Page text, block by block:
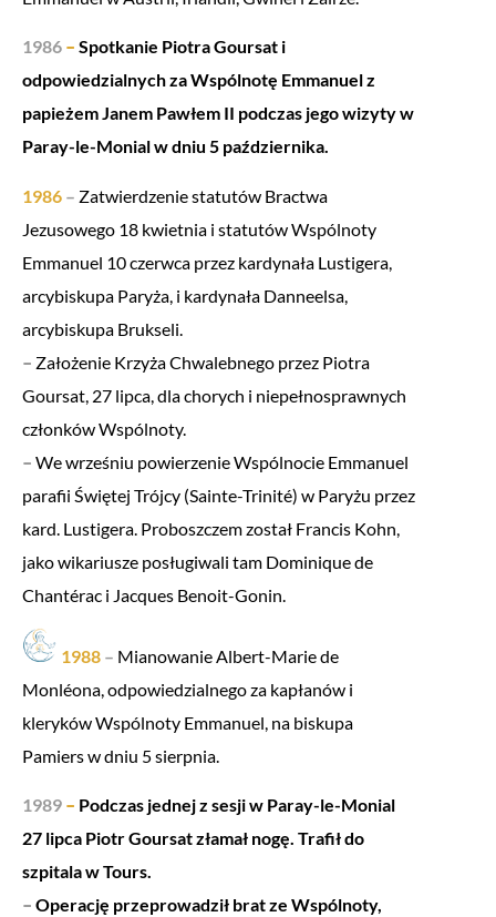
1986 – Spotkanie Piotra Goursat i
odpowiedzialnych za Wspólnotę Emmanuel z
papieżem Janem Pawłem II podczas jego wizyty w
Paray-le-Monial w dniu 5 października.
1986 – Zatwierdzenie statutów Bractwa
Jezusowego 18 kwietnia i statutów Wspólnoty
Emmanuel 10 czerwca przez kardynała Lustigera,
arcybiskupa Paryża, i kardynała Danneelsa,
arcybiskupa Brukseli.
– Założenie Krzyża Chwalebnego przez Piotra
Goursat, 27 lipca, dla chorych i niepełnosprawnych
członków Wspólnoty.
– We wrześniu powierzenie Wspólnocie Emmanuel
parafii Świętej Trójcy (Sainte-Trinité) w Paryżu przez
kard. Lustigera. Proboszczem został Francis Kohn,
jako wikariusze posługiwali tam Dominique de
Chantérac i Jacques Benoit-Gonin.
1988 – Mianowanie Albert-Marie de
Monléona, odpowiedzialnego za kapłanów i
kleryków Wspólnoty Emmanuel, na biskupa
Pamiers w dniu 5 sierpnia.
1989 – Podczas jednej z sesji w Paray-le-Monial
27 lipca Piotr Goursat złamał nogę. Trafił do
szpitala w Tours.
– Operację przeprowadził brat ze Wspólnoty,